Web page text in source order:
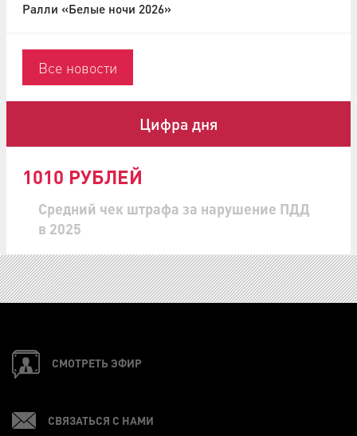
Ралли «Белые ночи 2026»
Все новости
Цифра дня
1010 РУБЛЕЙ
Средний чек штрафа за нарушение ПДД
в 2025
СМОТРЕТЬ ЭФИР
СВЯЗАТЬСЯ С НАМИ